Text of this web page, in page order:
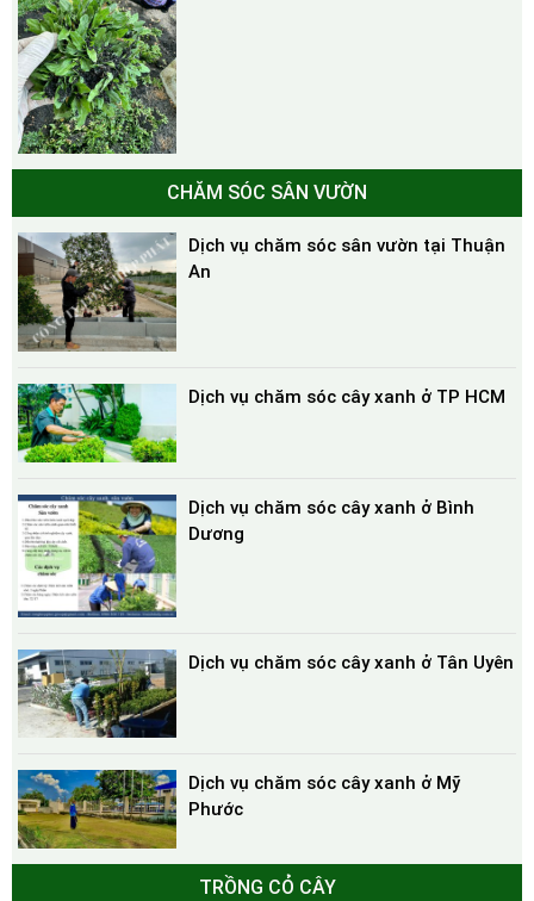
CHĂM SÓC SÂN VƯỜN
Dịch vụ chăm sóc sân vườn tại Thuận
An
Dịch vụ chăm sóc cây xanh ở TP HCM
Dịch vụ chăm sóc cây xanh ở Bình
Dương
Dịch vụ chăm sóc cây xanh ở Tân Uyên
Dịch vụ chăm sóc cây xanh ở Mỹ
Phước
TRỒNG CỎ CÂY